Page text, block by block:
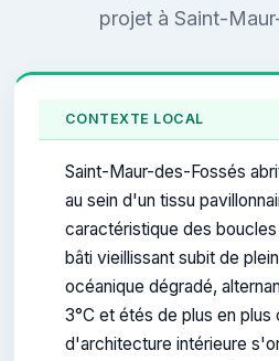
projet à Saint-
CONTEXTE LOCAL
Saint-Maur-des-Fossés
au sein d'un tissu
caractéristique des
bâti vieillissant subit de
océanique dégradé,
3°C et étés de plus en plus
d'architecture intérieure